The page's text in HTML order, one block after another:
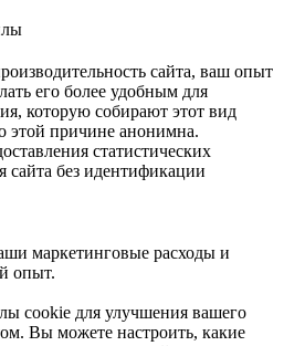
сайта, ваш опыт
его более удобным для
которую собирают этот вид
этой причине анонимна.
статистических
сайта без идентификации
маркетинговые расходы и
опыт.
cookie для улучшения вашего
Вы можете настроить, какие